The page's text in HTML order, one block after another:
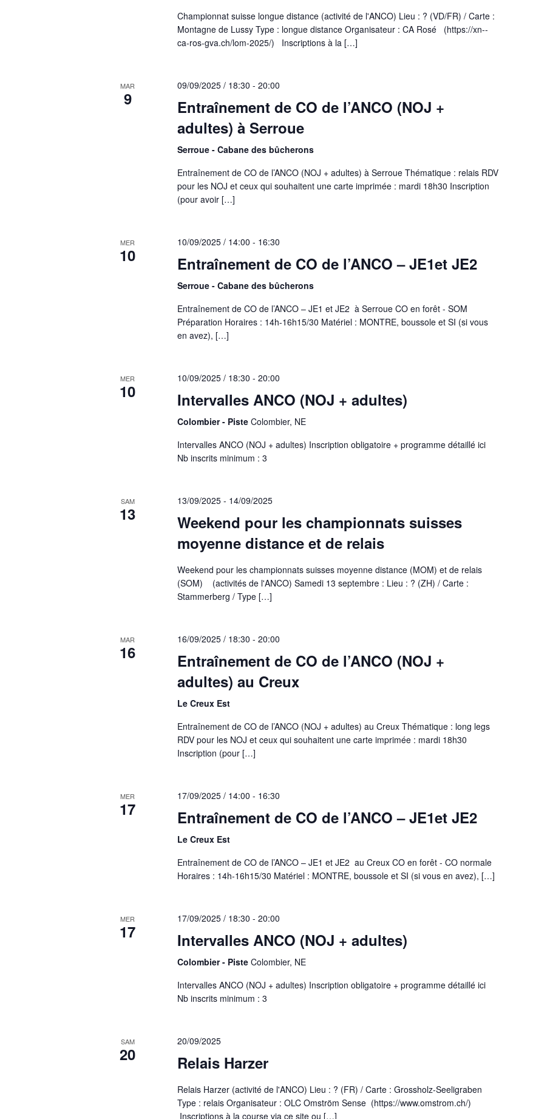
Championnat suisse longue distance (activité de l'ANCO) Lieu : ? (VD/FR) / Carte :
Montagne de Lussy Type : longue distance Organisateur : CA Rosé (https://xn--
ca-ros-gva.ch/lom-2025/) Inscriptions à la […]
MAR
9
09/09/2025 / 18:30 - 20:00
Entraînement de CO de l’ANCO (NOJ +
adultes) à Serroue
Serroue - Cabane des bûcherons
Entraînement de CO de l’ANCO (NOJ + adultes) à Serroue Thématique : relais RDV
pour les NOJ et ceux qui souhaitent une carte imprimée : mardi 18h30 Inscription
(pour avoir […]
MER
10
10/09/2025 / 14:00 - 16:30
Entraînement de CO de l’ANCO – JE1et JE2
Serroue - Cabane des bûcherons
Entraînement de CO de l’ANCO – JE1 et JE2 à Serroue CO en forêt - SOM
Préparation Horaires : 14h-16h15/30 Matériel : MONTRE, boussole et SI (si vous
en avez), […]
MER
10
10/09/2025 / 18:30 - 20:00
Intervalles ANCO (NOJ + adultes)
Colombier - Piste Colombier, NE
Intervalles ANCO (NOJ + adultes) Inscription obligatoire + programme détaillé ici
Nb inscrits minimum : 3
SAM
13
13/09/2025- 14/09/2025
Weekend pour les championnats suisses
moyenne distance et de relais
Weekend pour les championnats suisses moyenne distance (MOM) et de relais
(SOM) (activités de l'ANCO) Samedi 13 septembre : Lieu : ? (ZH) / Carte :
Stammerberg / Type […]
MAR
16
16/09/2025 / 18:30 - 20:00
Entraînement de CO de l’ANCO (NOJ +
adultes) au Creux
Le Creux Est
Entraînement de CO de l’ANCO (NOJ + adultes) au Creux Thématique : long legs
RDV pour les NOJ et ceux qui souhaitent une carte imprimée : mardi 18h30
Inscription (pour […]
MER
17
17/09/2025 / 14:00 - 16:30
Entraînement de CO de l’ANCO – JE1et JE2
Le Creux Est
Entraînement de CO de l’ANCO – JE1 et JE2 au Creux CO en forêt - CO normale
Horaires : 14h-16h15/30 Matériel : MONTRE, boussole et SI (si vous en avez), […]
MER
17
17/09/2025 / 18:30 - 20:00
Intervalles ANCO (NOJ + adultes)
Colombier - Piste Colombier, NE
Intervalles ANCO (NOJ + adultes) Inscription obligatoire + programme détaillé ici
Nb inscrits minimum : 3
SAM
20
20/09/2025
Relais Harzer
Relais Harzer (activité de l'ANCO) Lieu : ? (FR) / Carte : Grossholz-Seeligraben
Type : relais Organisateur : OLC Omström Sense (https://www.omstrom.ch/)
Inscriptions à la course via ce site ou […]